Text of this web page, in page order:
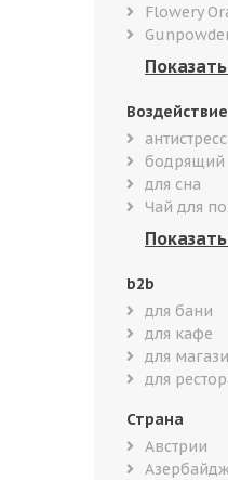
Flowery
Воздействие
антистресс
бодрящий
для сна
Чай для
b2b
для бани
для кафе
для
для
Страна
Австрии